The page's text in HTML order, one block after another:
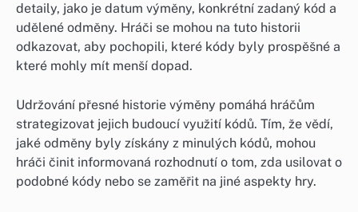
detaily, jako je datum výměny, konkrétní zadaný kód a
udělené odměny. Hráči se mohou na tuto historii
odkazovat, aby pochopili, které kódy byly prospěšné a
které mohly mít menší dopad.
Udržování přesné historie výměny pomáhá hráčům
strategizovat jejich budoucí využití kódů. Tím, že vědí,
jaké odměny byly získány z minulých kódů, mohou
hráči činit informovaná rozhodnutí o tom, zda usilovat o
podobné kódy nebo se zaměřit na jiné aspekty hry.